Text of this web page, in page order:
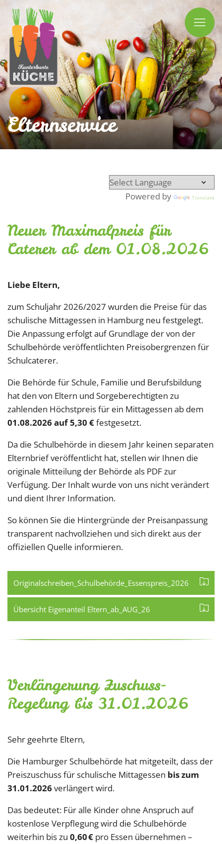
Elternservice
Powered by Translate
Neuer Maximalpreis für
Caterer ab dem 01.08.2026
Liebe Eltern,
zum Schuljahr 2026/2027 wurden die Preise für das
schulische Mittagessen in Hamburg neu festgelegt.
Die Anpassung erfolgt auf Grundlage der von der
Schulbehörde veröffentlichten Preisobergrenzen für
Schulcaterer.
Die Behörde für Schule, Familie und Berufsbildung
hat den von Eltern und Sorgeberechtigten zu
zahlenden Höchstpreis für ein Mittagessen ab dem
01.08.2026 auf 5,30 €festgesetzt.
Da die Schulbehörde in diesem Jahr keinen separaten
Elternbrief veröffentlicht hat, stellen wir Ihnen die
originale Mitteilung der Behörde als PDF zur
Verfügung. Der Inhalt wurde von uns nicht verändert
und dient Ihrer Information.
So können Sie die Hintergründe der Preisanpassung
transparent nachvollziehen und sich direkt aus der
offiziellen Quelle informieren.
Originalschreiben_Schulbehörde_Essenspreis_2026
Übersicht Eigenanteil Eltern_ab_AUG_26
Verlängerung Zuschuss-
Regelung bis 31.01.2026
Sehr geehrte Eltern,
Die Hamburger Schulbehörde hat mitgeteilt, dass der
Preiszuschuss für schulische Mittagessen bis zum
31.01.2026verlängert wird.
Das bedeutet: Für alle Kinder ohne Anspruch auf
kostenlose Verpflegung wird die Schulbehörde
weiterhin bis zu 0,60 € pro Essen übernehmen –